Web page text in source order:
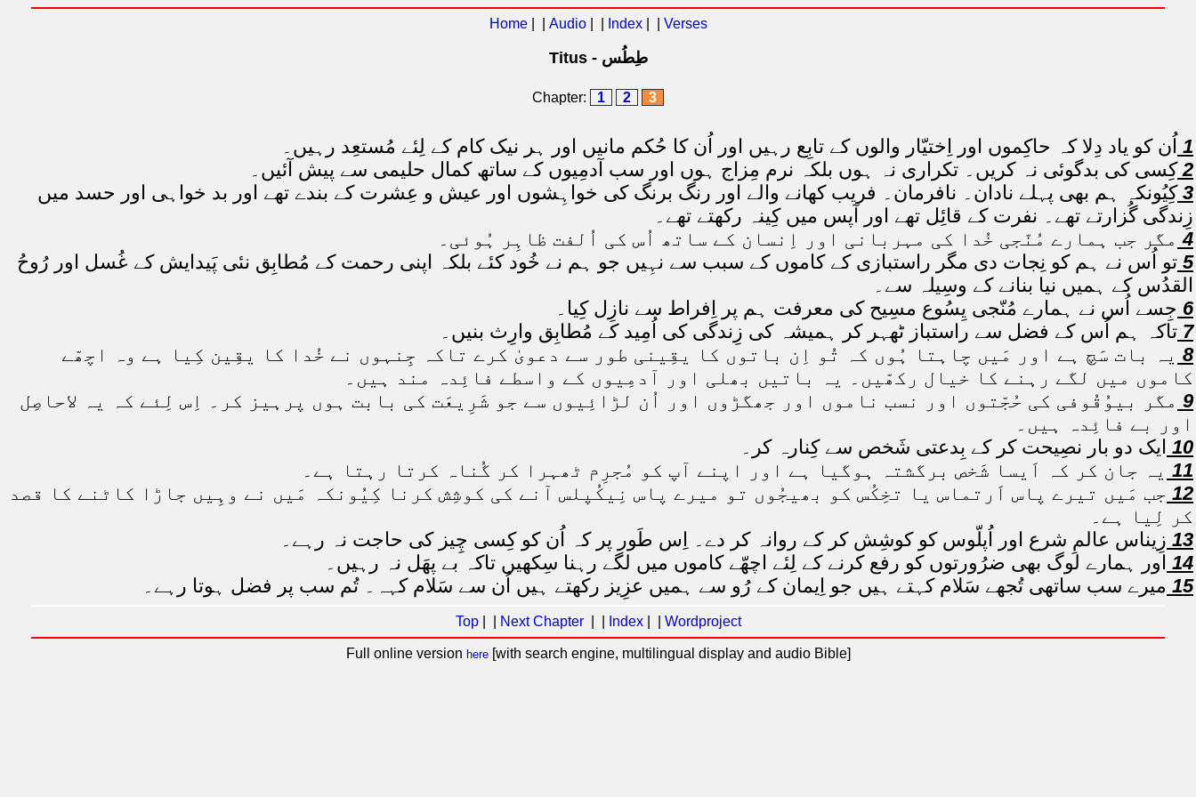
Home| | Audio| | Index| | Verses
Titus - طِطُس
Chapter: 1 2 3
1 اُن کو یاد دِلا کہ حاکِموں اور اِختیّار والوں کے تابِع رہیں اور اُن کا حُکم مانیں اور ہر نیک کام کے لِئے مُستعِد رہیں۔
2 کِسی کی بدگوئی نہ کریں۔ تکراری نہ ہوں بلکہ نرم مِزاج ہوں اور سب آدمِیوں کے ساتھ کمال حلیمی سے پیش آئیں۔
3 کِیُونکہ ہم بھی پہلے نادان۔ نافرمان۔ فریب کھانے والے اور رنگ برنگ کی خواہِشوں اور عیش و عِشرت کے بندے تھے اور بد خواہی اور حسد میں
زِندگی گُزارتے تھے۔ نفرت کے قائِل تھے اور آپس میں کِینہ رکھتے تھے۔
4 مگر جب ہمارے مُنّجی خُدا کی مہربانی اور اِنسان کے ساتھ اُس کی اُلفت ظاہِر ہُوئی۔
5 تو اُس نے ہم کو نِجات دی مگر راستبازی کے کاموں کے سبب سے نہِیں جو ہم نے خُود کئے بلکہ اپنی رحمت کے مُطابِق نئی پَیدایش کے غُسل اور رُوحُ
القدُس کے ہمیں نیا بنانے کے وسِیلہ سے۔
6 جِسے اُس نے ہمارے مُنّجی یِسُوع مسِیح کی معرفت ہم پر اِفراط سے نازِل کِیا۔
7 تاکہ ہم اُس کے فضل سے راستباز ٹھہر کر ہمیشہ کی زِندگی کی اُمِید کے مُطابِق وارِث بنیں۔
8 یہ بات سَچ ہے اور مَیں چاہتا ہُوں کہ تُو اِن باتوں کا یقِینی طور سے دعویٰ کرے تاکہ جِنہوں نے خُدا کا یقِین کِیا ہے وہ اچھّے
کاموں میں لگے رہنے کا خیال رکھّیں۔ یہ باتیں بھلی اور آدمِیوں کے واسطے فائِدہ مند ہیں۔
9 مگر بیوُقُوفی کی حُجّتوں اور نسب ناموں اور جھگڑوں اور اُن لڑائِیوں سے جو شَرِیعَت کی بابت ہوں پرہیز کر۔ اِس لِئے کہ یہ لاحاصِل
اور بے فائِدہ ہیں۔
10 ایک دو بار نصِیحت کر کے بِدعتی شَخص سے کِنارہ کر۔
11 یہ جان کر کہ اَیسا شَخص برگشتہ ہوگیا ہے اور اپنے آپ کو مُجرِم ٹھہرا کر گُناہ کرتا رہتا ہے۔
12 جب مَیں تیرے پاس اَرتماس یا تخِکُس کو بھیجُوں تو میرے پاس نِیکُپلس آنے کی کوشِش کرنا کِیُونکہ مَیں نے وہِیں جاڑا کاٹنے کا قصد
کر لِیا ہے۔
13 زِیناس عالمِ شرع اور اُپلّوس کو کوشِش کر کے روانہ کر دے۔ اِس طَور پر کہ اُن کو کِسی چِیز کی حاجت نہ رہے۔
14 اور ہمارے لوگ بھی ضرُورتوں کو رفع کرنے کے لِئے اچھّے کاموں میں لگے رہنا سِکھیں تاکہ بے پھَل نہ رہیں۔
15 میرے سب ساتھی تُجھے سَلام کہتے ہیں جو اِیمان کے رُو سے ہمیں عزِیز رکھتے ہیں اُن سے سَلام کہہ۔ تُم سب پر فضل ہوتا رہے۔
Top| | Next Chapter Index| | Wordproject
Full online version here[with search engine, multilingual display and audio Bible]